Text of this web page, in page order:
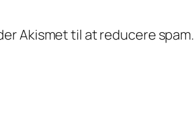
Akismet til at reducere spam.